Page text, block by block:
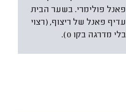
פאנל פולימרי. בשער הבית
עדיף פאנל של ריצוף, (רצוי
בלי מדרגה בקו 0).